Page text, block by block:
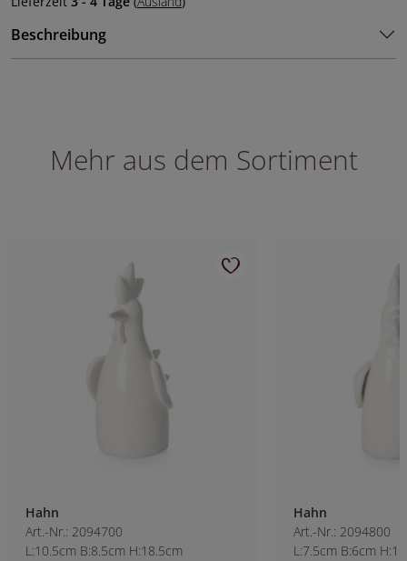
Beschreibung
Mehr aus dem Sortiment
Hahn
Art.-Nr.: 2094700
L:10.5cm B:8.5cm H:18.5cm
Hahn
Art.-Nr.: 2094800
L:7.5cm B:6cm